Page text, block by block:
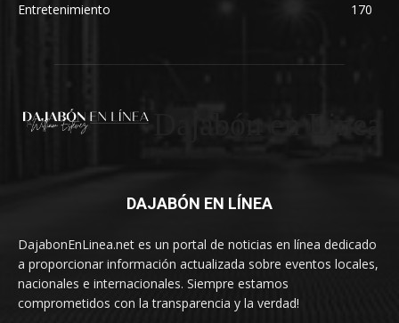
Entretenimiento
170
DAJABÓN EN LÍNEA
DajabonEnLinea.net es un portal de noticias en línea dedicado
a proporcionar información actualizada sobre eventos locales,
nacionales e internacionales. Siempre estamos
comprometidos con la transparencia y la verdad!